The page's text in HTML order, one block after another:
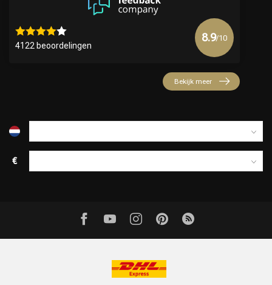
4122 beoordelingen
8.9/10
Bekijk meer
€